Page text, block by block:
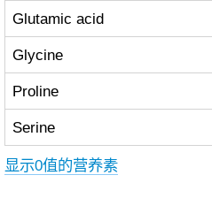
Glutamic acid
Glycine
Proline
Serine
显示0值的营养素